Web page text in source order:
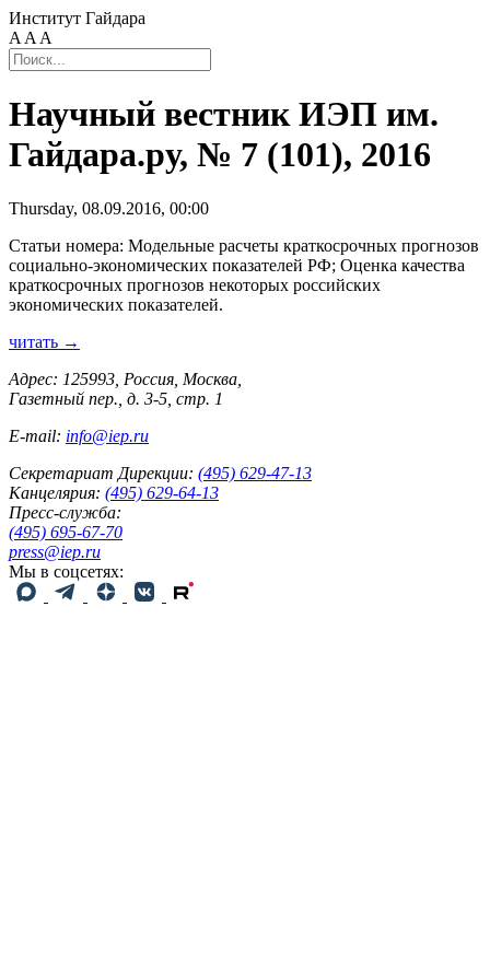
Институт Гайдара
A A A
Научный вестник ИЭП им.
Гайдара.ру, № 7 (101), 2016
Thursday, 08.09.2016, 00:00
Статьи номера: Модельные расчеты краткосрочных прогнозов
социально-экономических показателей РФ; Оценка качества
краткосрочных прогнозов некоторых российских
экономических показателей.
читать →
Адрес: 125993, Россия, Москва,
Газетный пер., д. 3-5, стр. 1
E-mail: info@iep.ru
Секретариат Дирекции: (495) 629-47-13
Канцелярия: (495) 629-64-13
Пресс-служба:
(495) 695-67-70
press@iep.ru
Мы в соцсетях: